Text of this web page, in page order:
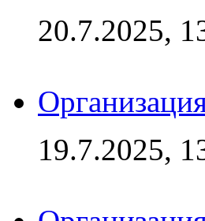
20.7.2025,
19.7.2025,